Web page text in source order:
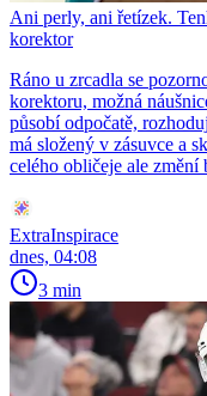
Ani perly, ani řetízek.
korektor
Ráno u zrcadla se
korektoru, možná
působí odpočatě,
má složený v zásuvce a
celého obličeje ale změní
ExtraInspirace
dnes, 04:08
3 min